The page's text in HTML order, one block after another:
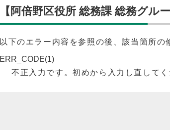
【阿倍野区役所 総務課 総務グル
以下のエラー内容を参照の後、該当箇所の
ERR_CODE(1)
不正入力です。初めから入力し直してく